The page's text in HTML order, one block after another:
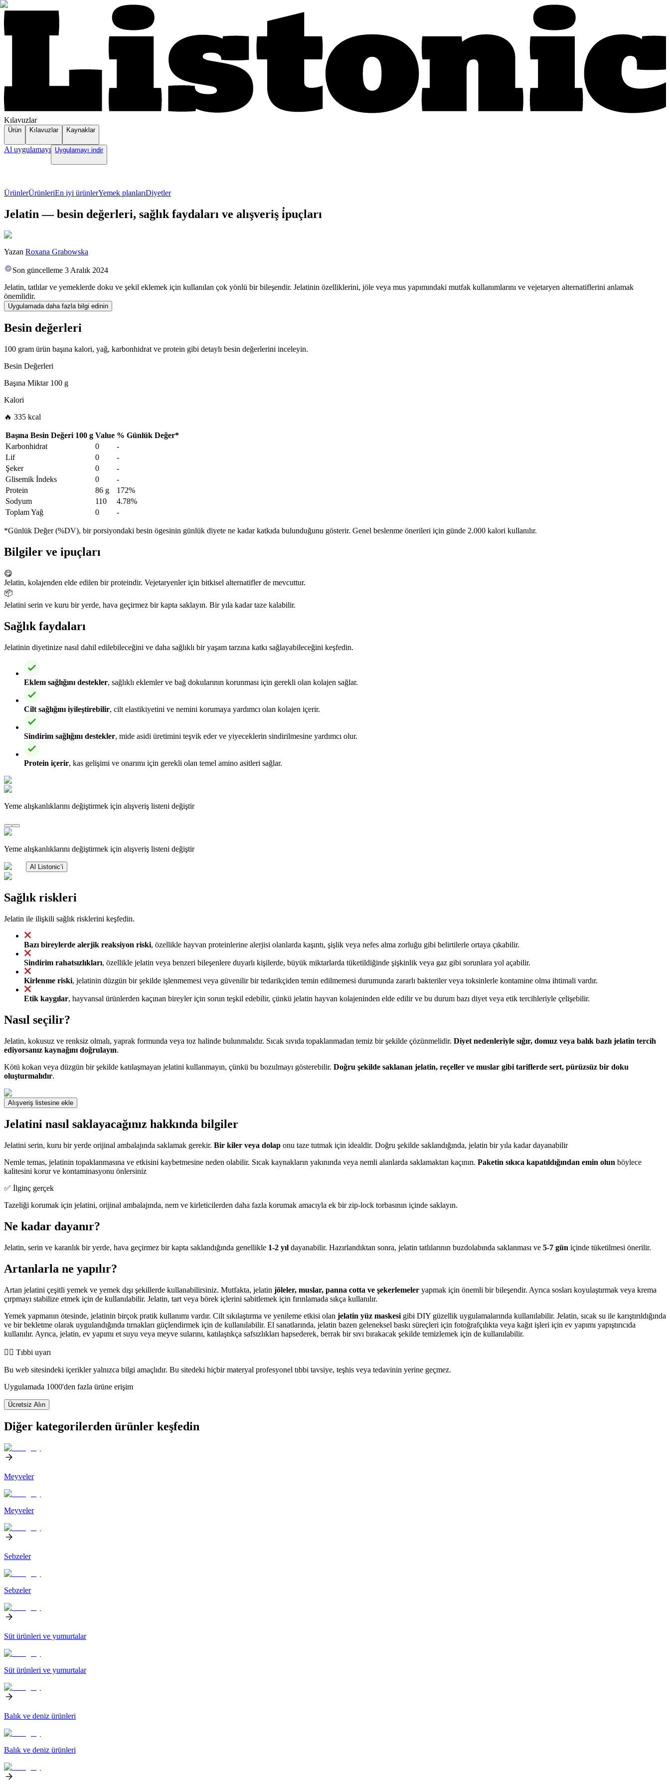
Kılavuzlar
Ürün Kılavuzlar Kaynaklar
Al uygulamayı Uygulamayı indir
ÜrünlerÜrünleriEn iyi ürünlerYemek planlarıDiyetler
Jelatin — besin değerleri, sağlık faydaları ve alışveriş i̇puçları
Yazan Roxana Grabowska
Son güncelleme 3 Aralık 2024
Jelatin, tatlılar ve yemeklerde doku ve şekil eklemek için kullanılan çok yönlü bir bileşendir. Jelatinin özelliklerini, jöle veya mus yapımındaki mutfak kullanımlarını ve vejetaryen alternatiflerini anlamak
önemlidir.
Uygulamada daha fazla bilgi edinin
Besin değerleri
100 gram ürün başına kalori, yağ, karbonhidrat ve protein gibi detaylı besin değerlerini inceleyin.
Besin Değerleri
Başına Miktar100 g
Kalori
🔥 335 kcal
Başına Besin Değeri 100 g Value % Günlük Değer*
Karbonhidrat
0
-
Lif
0
-
Şeker
0
-
Glisemik İndeks
0
-
Protein
86 g
172%
Sodyum
110
4.78%
Toplam Yağ
0 -
*Günlük Değer (%DV), bir porsiyondaki besin ögesinin günlük diyete ne kadar katkıda bulunduğunu gösterir. Genel beslenme önerileri için günde 2.000 kalori kullanılır.
Bilgiler ve ipuçları
😋
Jelatin, kolajenden elde edilen bir proteindir. Vejetaryenler için bitkisel alternatifler de mevcuttur.
📦
Jelatini serin ve kuru bir yerde, hava geçirmez bir kapta saklayın. Bir yıla kadar taze kalabilir.
Sağlık faydaları
Jelatinin diyetinize nasıl dahil edilebileceğini ve daha sağlıklı bir yaşam tarzına katkı sağlayabileceğini keşfedin.
Eklem sağlığını destekler, sağlıklı eklemler ve bağ dokularının korunması için gerekli olan kolajen sağlar.
Cilt sağlığını iyileştirebilir, cilt elastikiyetini ve nemini korumaya yardımcı olan kolajen içerir.
Sindirim sağlığını destekler, mide asidi üretimini teşvik eder ve yiyeceklerin sindirilmesine yardımcı olur.
Protein içerir, kas gelişimi ve onarımı için gerekli olan temel amino asitleri sağlar.
Yeme alışkanlıklarını değiştirmek için alışveriş listeni değiştir
Yeme alışkanlıklarını değiştirmek için alışveriş listeni değiştir
Al Listonic’i
Sağlık riskleri
Jelatin ile ilişkili sağlık risklerini keşfedin.
Bazı bireylerde alerjik reaksiyon riski, özellikle hayvan proteinlerine alerjisi olanlarda kaşıntı, şişlik veya nefes alma zorluğu gibi belirtilerle ortaya çıkabilir.
Sindirim rahatsızlıkları, özellikle jelatin veya benzeri bileşenlere duyarlı kişilerde, büyük miktarlarda tüketildiğinde şişkinlik veya gaz gibi sorunlara yol açabilir.
Kirlenme riski, jelatinin düzgün bir şekilde işlenmemesi veya güvenilir bir tedarikçiden temin edilmemesi durumunda zararlı bakteriler veya toksinlerle kontamine olma ihtimali vardır.
Etik kaygılar, hayvansal ürünlerden kaçınan bireyler için sorun teşkil edebilir, çünkü jelatin hayvan kolajeninden elde edilir ve bu durum bazı diyet veya etik tercihleriyle çelişebilir.
Nasıl seçilir?
Jelatin, kokusuz ve renksiz olmalı, yaprak formunda veya toz halinde bulunmalıdır. Sıcak sıvıda topaklanmadan temiz bir şekilde çözünmelidir. Diyet nedenleriyle sığır, domuz veya balık bazlı jelatin tercih
ediyorsanız kaynağını doğrulayın.
Kötü kokan veya düzgün bir şekilde katılaşmayan jelatini kullanmayın, çünkü bu bozulmayı gösterebilir. Doğru şekilde saklanan jelatin, reçeller ve muslar gibi tariflerde sert, pürüzsüz bir doku
oluşturmalıdır.
Alışveriş listesine ekle
Jelatini nasıl saklayacağınız hakkında bilgiler
Jelatini serin, kuru bir yerde orijinal ambalajında saklamak gerekir. Bir kiler veya dolap onu taze tutmak için idealdir. Doğru şekilde saklandığında, jelatin bir yıla kadar dayanabilir
Nemle temas, jelatinin topaklanmasına ve etkisini kaybetmesine neden olabilir. Sıcak kaynakların yakınında veya nemli alanlarda saklamaktan kaçının. Paketin sıkıca kapatıldığından emin olun böylece
kalitesini korur ve kontaminasyonu önlersiniz
✅ İlginç gerçek
Tazeliği korumak için jelatini, orijinal ambalajında, nem ve kirleticilerden daha fazla korumak amacıyla ek bir zip-lock torbasının içinde saklayın.
Ne kadar dayanır?
Jelatin, serin ve karanlık bir yerde, hava geçirmez bir kapta saklandığında genellikle 1-2 yıl dayanabilir. Hazırlandıktan sonra, jelatin tatlılarının buzdolabında saklanması ve 5-7 gün içinde tüketilmesi önerilir.
Artanlarla ne yapılır?
Artan jelatini çeşitli yemek ve yemek dışı şekillerde kullanabilirsiniz. Mutfakta, jelatin jöleler, muslar, panna cotta ve şekerlemeler yapmak için önemli bir bileşendir. Ayrıca sosları koyulaştırmak veya krema
çırpmayı stabilize etmek için de kullanılabilir. Jelatin, tart veya börek içlerini sabitlemek için fırınlamada sıkça kullanılır.
Yemek yapmanın ötesinde, jelatinin birçok pratik kullanımı vardır. Cilt sıkılaştırma ve yenileme etkisi olan jelatin yüz maskesi gibi DIY güzellik uygulamalarında kullanılabilir. Jelatin, sıcak su ile karıştırıldığında
ve bir bekletme olarak uygulandığında tırnakları güçlendirmek için de kullanılabilir. El sanatlarında, jelatin bazen geleneksel baskı süreçleri için fotoğrafçılıkta veya kağıt işleri için ev yapımı yapıştırıcıda
kullanılır. Ayrıca, jelatin, ev yapımı et suyu veya meyve sularını, katılaştıkça safsızlıkları hapsederek, berrak bir sıvı bırakacak şekilde temizlemek için de kullanılabilir.
👨‍⚕️️ Tıbbi uyarı
Bu web sitesindeki içerikler yalnızca bilgi amaçlıdır. Bu sitedeki hiçbir materyal profesyonel tıbbi tavsiye, teşhis veya tedavinin yerine geçmez.
Uygulamada 1000'den fazla ürüne erişim
Ücretsiz Alın
Diğer kategorilerden ürünler keşfedin
Meyveler
Meyveler
Sebzeler
Sebzeler
Süt ürünleri ve yumurtalar
Süt ürünleri ve yumurtalar
Balık ve deniz ürünleri
Balık ve deniz ürünleri